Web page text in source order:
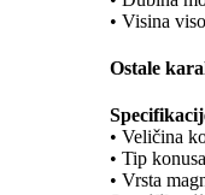
• Visina
Ostale
• Veličina
• Tip
• Vrsta